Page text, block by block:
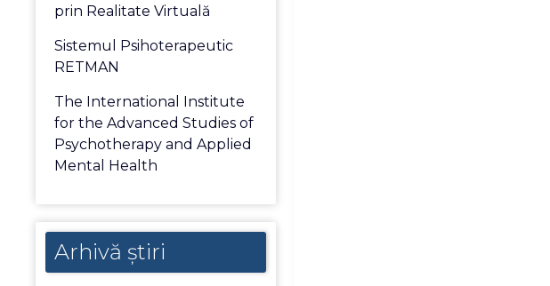
prin Realitate Virtuală
Sistemul Psihoterapeutic
RETMAN
The International Institute
for the Advanced Studies of
Psychotherapy and Applied
Mental Health
Arhivă știri
Arhivă
știri